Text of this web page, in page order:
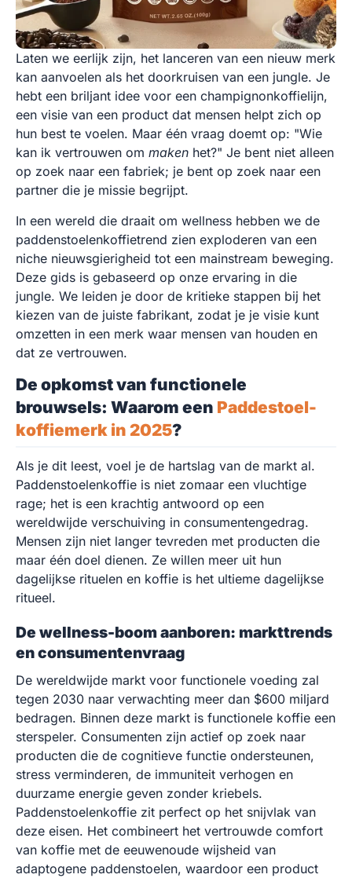
Laten we eerlijk zijn, het lanceren van een nieuw merk
kan aanvoelen als het doorkruisen van een jungle. Je
hebt een briljant idee voor een champignonkoffielijn,
een visie van een product dat mensen helpt zich op
hun best te voelen. Maar één vraag doemt op: "Wie
kan ik vertrouwen om maken het?" Je bent niet alleen
op zoek naar een fabriek; je bent op zoek naar een
partner die je missie begrijpt.
In een wereld die draait om wellness hebben we de
paddenstoelenkoffietrend zien exploderen van een
niche nieuwsgierigheid tot een mainstream beweging.
Deze gids is gebaseerd op onze ervaring in die
jungle. We leiden je door de kritieke stappen bij het
kiezen van de juiste fabrikant, zodat je je visie kunt
omzetten in een merk waar mensen van houden en
dat ze vertrouwen.
De opkomst van functionele
brouwsels: Waarom een Paddestoel-
koffiemerk in 2025?
Als je dit leest, voel je de hartslag van de markt al.
Paddenstoelenkoffie is niet zomaar een vluchtige
rage; het is een krachtig antwoord op een
wereldwijde verschuiving in consumentengedrag.
Mensen zijn niet langer tevreden met producten die
maar één doel dienen. Ze willen meer uit hun
dagelijkse rituelen en koffie is het ultieme dagelijkse
ritueel.
De wellness-boom aanboren: markttrends
en consumentenvraag
De wereldwijde markt voor functionele voeding zal
tegen 2030 naar verwachting meer dan $600 miljard
bedragen. Binnen deze markt is functionele koffie een
sterspeler. Consumenten zijn actief op zoek naar
producten die de cognitieve functie ondersteunen,
stress verminderen, de immuniteit verhogen en
duurzame energie geven zonder kriebels.
Paddenstoelenkoffie zit perfect op het snijvlak van
deze eisen. Het combineert het vertrouwde comfort
van koffie met de eeuwenoude wijsheid van
adaptogene paddenstoelen, waardoor een product